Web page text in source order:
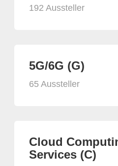
192 Aussteller
5G/6G (G)
65 Aussteller
Cloud
Services (C)